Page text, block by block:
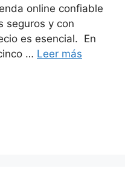
online confiable
seguros y con
es esencial. En
… Leer más